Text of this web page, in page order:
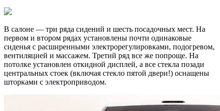
В салоне — три ряда сидений и шесть посадочных мест. На
первом и втором рядах установлены почти одинаковые
сиденья с расширенными электрорегулировками, подогревом,
вентиляцией и массажем. Третий ряд все же попроще. На
потолке установлен откидной дисплей, а все стекла позади
центральных стоек (включая стекло пятой двери!) оснащены
шторками с электроприводом.